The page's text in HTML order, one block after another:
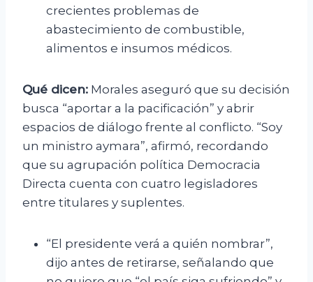
crecientes problemas de
abastecimiento de combustible,
alimentos e insumos médicos.
Qué dicen: Morales aseguró que su decisión
busca “aportar a la pacificación” y abrir
espacios de diálogo frente al conflicto. “Soy
un ministro aymara”, afirmó, recordando
que su agrupación política Democracia
Directa cuenta con cuatro legisladores
entre titulares y suplentes.
“El presidente verá a quién nombrar”,
dijo antes de retirarse, señalando que